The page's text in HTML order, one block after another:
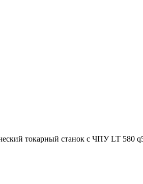
токарный станок с ЧПУ LT 580